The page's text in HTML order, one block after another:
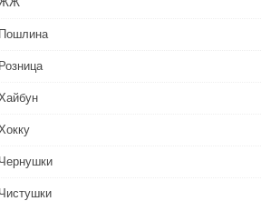
Пошлина
Розница
Чернушки
Чистушки